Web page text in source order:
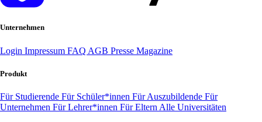
Unternehmen
Login Impressum FAQ AGB Presse Magazine
Produkt
Für Studierende Für Schüler*innen Für Auszubildende Für
Unternehmen Für Lehrer*innen Für Eltern Alle Universitäten